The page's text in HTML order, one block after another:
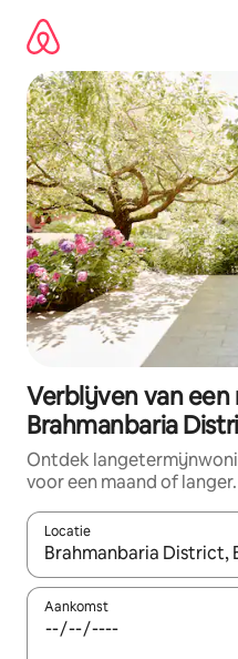
direct
naar
inhoud
Verblijven van een
Brahmanbaria
Ontdek
voor een maand of langer.
Locatie
Wanneer er resultaten
Aankomst